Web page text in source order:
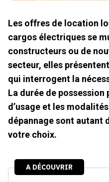
Les offres de location
cargos électriques se
constructeurs ou de
secteur, elles
qui interrogent la
La durée de
d’usage et les
dépannage sont autant
votre choix.